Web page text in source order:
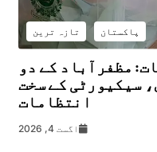
پاکستان تازہ ترین
مظفرآباد کے دو
سیکیورٹی کے سخت
انتظامات
اگست 4, 2026